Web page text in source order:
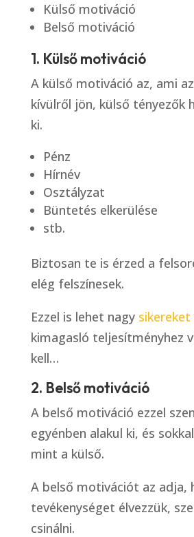
Külső motiváció
Belső motiváció
1. Külső motiváció
A külső motiváció az, ami
kívülről jön, külső tényezők
ki.
Pénz
Hírnév
Osztályzat
Büntetés elkerülése
stb.
Biztosan te is érzed a
elég felszínesek.
Ezzel is lehet nagy sikereket
kimagasló teljesítményhez
kell…
2. Belső motiváció
A belső motiváció ezzel
egyénben alakul ki, és
mint a külső.
A belső motivációt az adja,
tevékenységet élvezzük,
csinálni.